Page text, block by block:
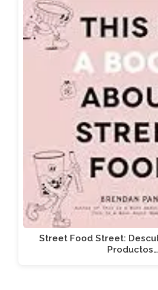
Street Food Street:
Productos…